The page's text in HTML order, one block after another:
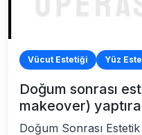
Vücut Estetiği Yüz
Doğum sonrası
makeover)
Doğum Sonrası